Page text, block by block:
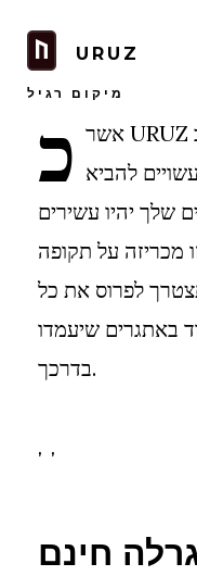
U URUZ
מיקום רגיל
כ אשר URUZ מופיע בתיקו, כדאי לשים לב
להביא
שלך יהיו עשירים
מכריזה על תקופה
לפרוס את כל
באתגרים שיעמדו
בדרכך.
, ,
חינם